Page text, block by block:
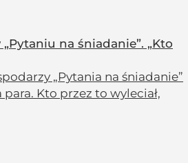
na śniadanie”. „Kto
„Pytania na śniadanie”
Kto przez to wyleciał,